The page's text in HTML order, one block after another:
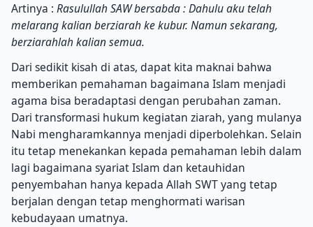
Artinya : Rasulullah SAW bersabda : Dahulu aku telah
melarang kalian berziarah ke kubur. Namun sekarang,
berziarahlah kalian semua.
Dari sedikit kisah di atas, dapat kita maknai bahwa
memberikan pemahaman bagaimana Islam menjadi
agama bisa beradaptasi dengan perubahan zaman.
Dari transformasi hukum kegiatan ziarah, yang mulanya
Nabi mengharamkannya menjadi diperbolehkan. Selain
itu tetap menekankan kepada pemahaman lebih dalam
lagi bagaimana syariat Islam dan ketauhidan
penyembahan hanya kepada Allah SWT yang tetap
berjalan dengan tetap menghormati warisan
kebudayaan umatnya.